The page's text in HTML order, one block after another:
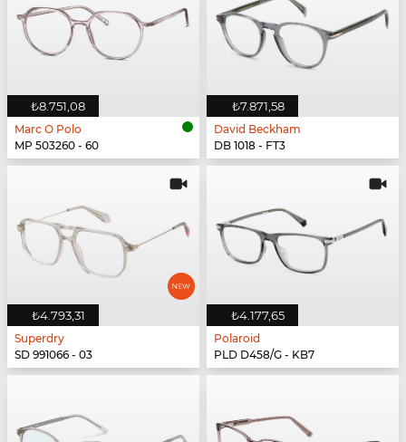
₺8.751,08
Marc O Polo
MP 503260 - 60
₺7.871,58
David Beckham
DB 1018 - FT3
₺4.793,31
Superdry
SD 991066 - 03
₺4.177,65
Polaroid
PLD D458/G - KB7